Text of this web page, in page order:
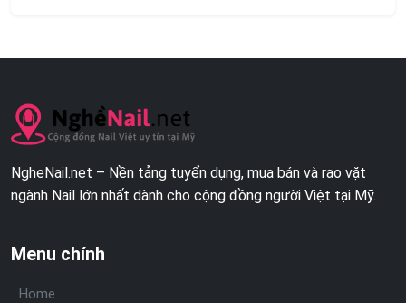
NgheNail.net – Nền tảng tuyển dụng, mua bán và rao vặt
ngành Nail lớn nhất dành cho cộng đồng người Việt tại Mỹ.
Menu chính
Home